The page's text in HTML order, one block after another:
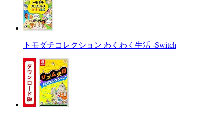
トモダチコレクション わくわく生活 -Switch